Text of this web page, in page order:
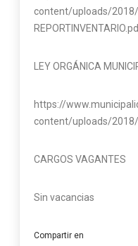
content/uploads/2018/
LEY ORGÁNICA
https://
content/uploads/
CARGOS VAGANTES
Sin vacancias
Compartir en